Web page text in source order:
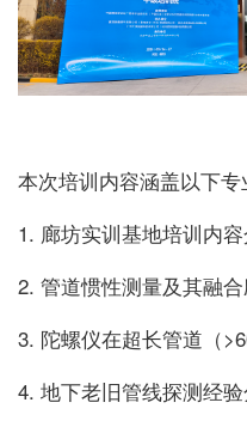
本次培训内容涵盖以下专
1. 廊坊实训基地培训内
2. 管道惯性测量及其融
3. 陀螺仪在超长管道（
4. 地下老旧管线探测经